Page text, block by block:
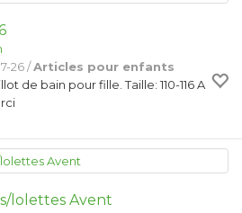
26 /Articles pour enfants
de bain pour fille. Taille: 110-116 A
lolettes Avent